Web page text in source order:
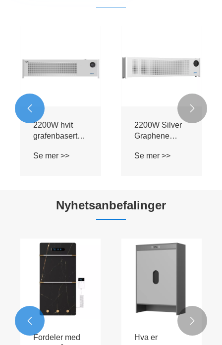
2200W hvit
grafenbasertobrett
varmeovn
Se mer >>
2200W Silver
Graphene
Electric Heater
Se mer >>
 
Nyhetsanbefalinger
Fordeler med
Hva er
 